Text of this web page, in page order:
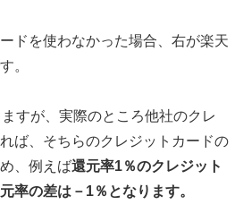
ドを使わなかった場合、右が楽天
。
すが、実際のところ他社のクレ
ば、そちらのクレジットカードの
、例えば還元率1％のクレジット
率の差は－1％となります。